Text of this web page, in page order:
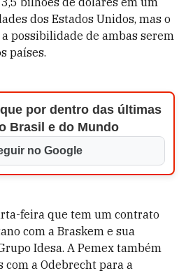
dos Estados Unidos, mas o
possibilidade de ambas serem
países.
por dentro das últimas
Brasil e do Mundo
no Google
feira que tem um contrato
com a Braskem e sua
Idesa. A Pemex também
a Odebrecht para a